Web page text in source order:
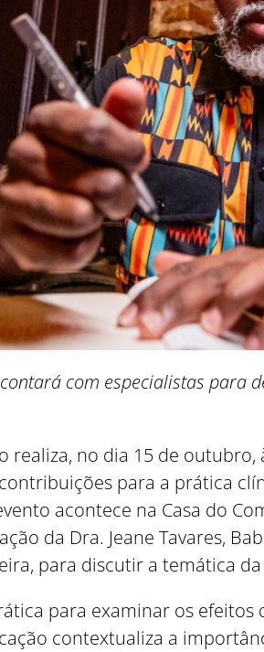
com especialistas para
realiza, no dia 15 de
para a prática
acontece na Casa do
da Dra. Jeane Tavares,
para discutir a temática
para examinar os
contextualiza a